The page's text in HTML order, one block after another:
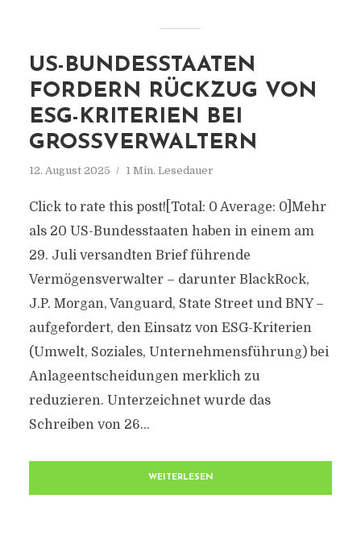
US-BUNDESSTAATEN
FORDERN RÜCKZUG VON
ESG-KRITERIEN BEI
GROSSVERWALTERN
12. August 2025 1 Min. Lesedauer
Click to rate this post![Total: 0 Average: 0]Mehr
als 20 US-Bundesstaaten haben in einem am
29. Juli versandten Brief führende
Vermögensverwalter – darunter BlackRock,
J.P. Morgan, Vanguard, State Street und BNY –
aufgefordert, den Einsatz von ESG-Kriterien
(Umwelt, Soziales, Unternehmensführung) bei
Anlageentscheidungen merklich zu
reduzieren. Unterzeichnet wurde das
Schreiben von 26...
WEITERLESEN